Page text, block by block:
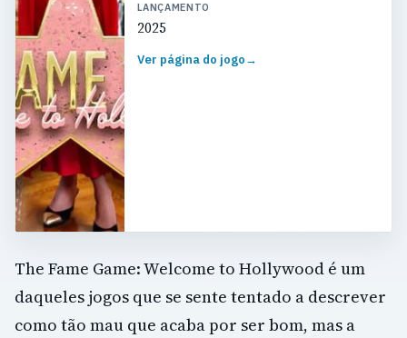
LANÇAMENTO
2025
Ver página do jogo→
The Fame Game: Welcome to Hollywood é um
daqueles jogos que se sente tentado a descrever
como tão mau que acaba por ser bom, mas a